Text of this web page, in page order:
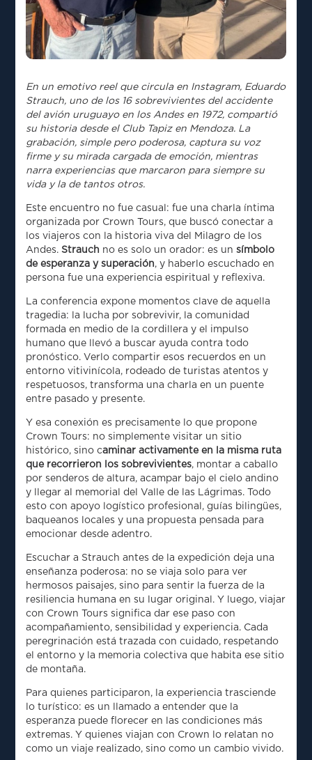
En un emotivo reel que circula en Instagram, Eduardo
Strauch, uno de los 16 sobrevivientes del accidente
del avión uruguayo en los Andes en 1972, compartió
su historia desde el Club Tapiz en Mendoza. La
grabación, simple pero poderosa, captura su voz
firme y su mirada cargada de emoción, mientras
narra experiencias que marcaron para siempre su
vida y la de tantos otros.
Este encuentro no fue casual: fue una charla íntima
organizada por Crown Tours, que buscó conectar a
los viajeros con la historia viva del Milagro de los
Andes. Strauch no es solo un orador: es unsímbolo
de esperanza y superación, y haberlo escuchado en
persona fue una experiencia espiritual y reflexiva.
La conferencia expone momentos clave de aquella
tragedia: la lucha por sobrevivir, la comunidad
formada en medio de la cordillera y el impulso
humano que llevó a buscar ayuda contra todo
pronóstico. Verlo compartir esos recuerdos en un
entorno vitivinícola, rodeado de turistas atentos y
respetuosos, transforma una charla en un puente
entre pasado y presente.
Y esa conexión es precisamente lo que propone
Crown Tours: no simplemente visitar un sitio
histórico, sino caminar activamente en la misma ruta
que recorrieron los sobrevivientes, montar a caballo
por senderos de altura, acampar bajo el cielo andino
y llegar al memorial del Valle de las Lágrimas. Todo
esto con apoyo logístico profesional, guías bilingües,
baqueanos locales y una propuesta pensada para
emocionar desde adentro.
Escuchar a Strauch antes de la expedición deja una
enseñanza poderosa: no se viaja solo para ver
hermosos paisajes, sino para sentir la fuerza de la
resiliencia humana en su lugar original. Y luego, viajar
con Crown Tours significa dar ese paso con
acompañamiento, sensibilidad y experiencia. Cada
peregrinación está trazada con cuidado, respetando
el entorno y la memoria colectiva que habita ese sitio
de montaña.
Para quienes participaron, la experiencia trasciende
lo turístico: es un llamado a entender que la
esperanza puede florecer en las condiciones más
extremas. Y quienes viajan con Crown lo relatan no
como un viaje realizado, sino como un cambio vivido.